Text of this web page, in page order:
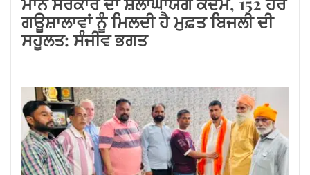
Posted On:7 Aug 2026